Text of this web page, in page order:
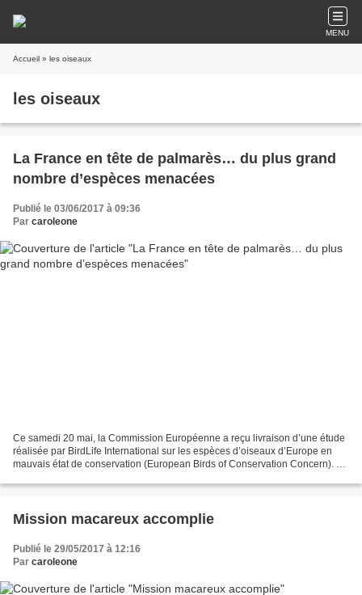
MENU
Accueil » les oiseaux
les oiseaux
La France en tête de palmarès… du plus grand
nombre d’espèces menacées
Publié le 03/06/2017 à 09:36
Par caroleone
Ce samedi 20 mai, la Commission Européenne a reçu livraison d’une étude
réalisée par BirdLife International sur les espèces d’oiseaux d’Europe en
mauvais état de conservation (European Birds of Conservation Concern). Ce
Mission macareux accomplie
Publié le 29/05/2017 à 12:16
Par caroleone